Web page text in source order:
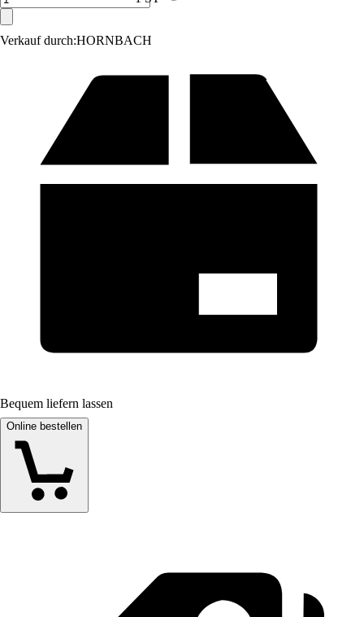
Verkauf durch:HORNBACH
Bequem liefern lassen
Online bestellen